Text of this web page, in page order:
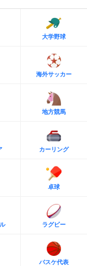
大学野球
海外サッカー
地方競馬
カーリング
卓球
ラグビー
バスケ代表